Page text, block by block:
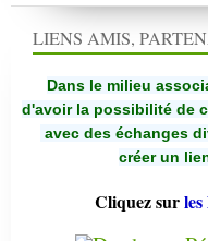
LIENS AMIS,
Dans le milieu
d'avoir la possibilité de
avec des échanges
créer un
Cliquez surles